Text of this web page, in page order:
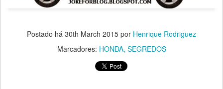
Postado há 30th March 2015 por Henrique Rodriguez
Marcadores: HONDA SEGREDOS